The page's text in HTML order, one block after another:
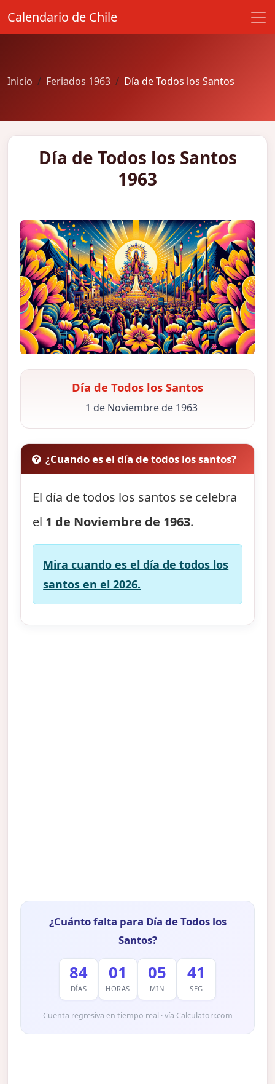
Calendario de Chile
Inicio Feriados 1963 Día de Todos los Santos
Día de Todos los Santos
1963
Día de Todos los Santos
1 de Noviembre de 1963
¿Cuando es el día de todos los santos?
El día de todos los santos se celebra
el 1 de Noviembre de 1963.
Mira cuando es el día de todos los
santos en el 2026.
¿Cuánto falta para Día de Todos los
Santos?
84
DÍAS
01
HORAS
05
MIN
40
SEG
Cuenta regresiva en tiempo real · vía Calculatorr.com